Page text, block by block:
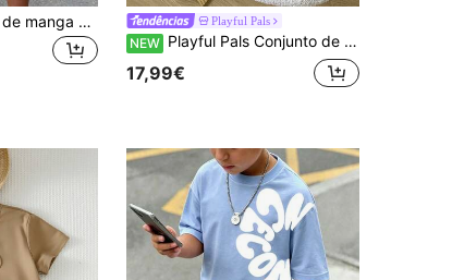
Conjunto de t-shirt de manga curta com gola redonda e calções casuais simples para rapaz, adequado para o verão, estampado clássico e fresco com padrão quadrado dividido, estampado com pequeno logótipo e texto requintado e fresco Playful Pals
NEW Playful Pals Conjunto de Moletom Grosso de Manga Comprida com Gola Redonda e Calças para Rapaz, Estampa de Dinossauro e Letras, Casual, Outono/Inverno
17,99€